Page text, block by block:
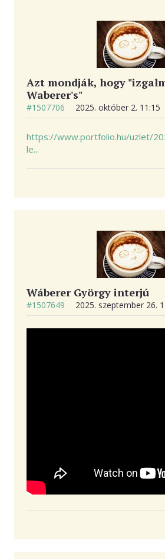
Azt mondják, hogy
Waberer's"
#1507706 2025. október 2. 11:15
https://www.portfolio.hu/uzlet/
le...
Wáberer György interjú
#1507649 2025. szeptember 26.